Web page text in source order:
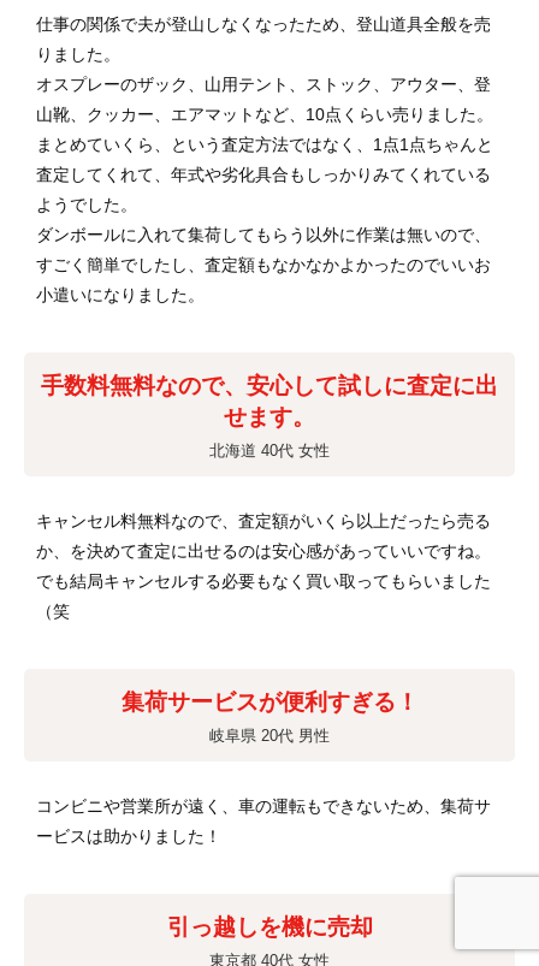
仕事の関係で夫が登山しなくなったため、登山道具全般を売
りました。
オスプレーのザック、山用テント、ストック、アウター、登
山靴、クッカー、エアマットなど、10点くらい売りました。
まとめていくら、という査定方法ではなく、1点1点ちゃんと
査定してくれて、年式や劣化具合もしっかりみてくれている
ようでした。
ダンボールに入れて集荷してもらう以外に作業は無いので、
すごく簡単でしたし、査定額もなかなかよかったのでいいお
小遣いになりました。
手数料無料なので、安心して試しに査定に出
せます。
北海道 40代 女性
キャンセル料無料なので、査定額がいくら以上だったら売る
か、を決めて査定に出せるのは安心感があっていいですね。
でも結局キャンセルする必要もなく買い取ってもらいました
（笑
集荷サービスが便利すぎる！
岐阜県 20代 男性
コンビニや営業所が遠く、車の運転もできないため、集荷サ
ービスは助かりました！
引っ越しを機に売却
東京都 40代 女性